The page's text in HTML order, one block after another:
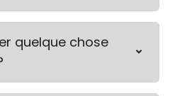
quelque chose